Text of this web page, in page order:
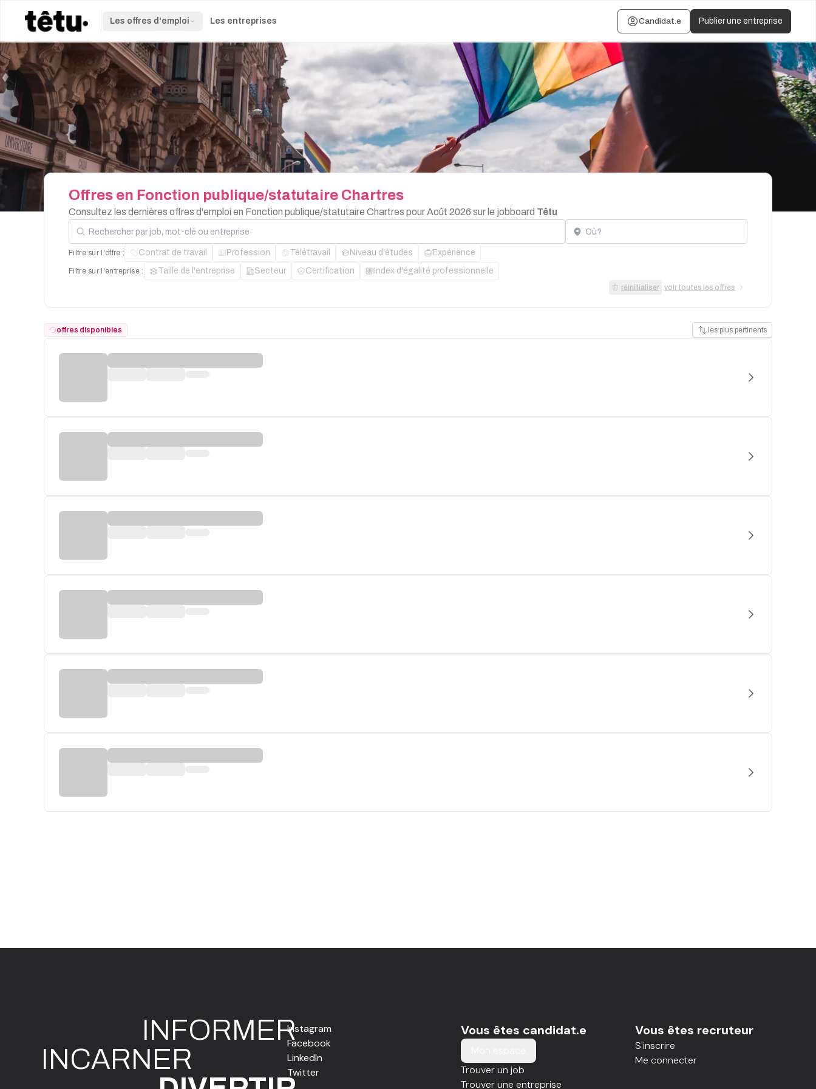
Les offres d'emploi Les entreprises Candidat.e Publier une entreprise
Offres en Fonction publique/statutaire Chartres
Consultez les dernières offres d'emploi en Fonction publique/statutaire Chartres pour Août 2026 sur le jobboard Têtu
Rechercher par job, mot-clé ou entreprise Localisation
Filtre sur l'offre : Contrat de travail Profession Télétravail Niveau d'études Expérience
Filtre sur l'entreprise : Taille de l'entreprise Secteur Certification Index d'égalité professionnelle
réinitialiser voir toutes les offres
offres disponibles les plus pertinents
INFORMER
INCARNER
Instagram
Facebook
LinkedIn
Twitter
Vous êtes candidat.e
Trouver un job
Trouver une entreprise
Vous êtes recruteur
S'inscrire
Me connecter